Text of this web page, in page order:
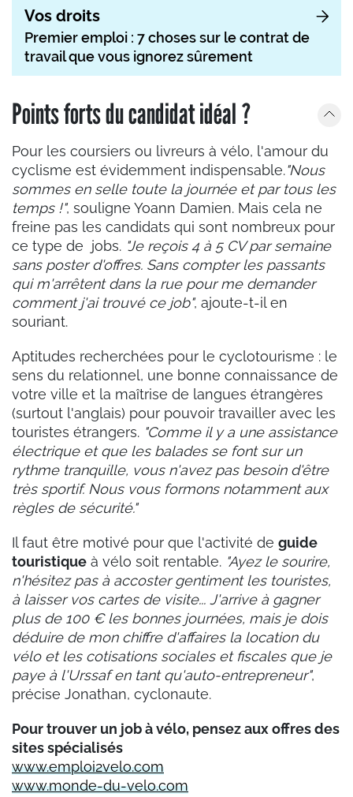
Vos droits
Premier emploi : 7 choses sur le contrat de
travail que vous ignorez sûrement
Points forts du candidat idéal ?
Pour les coursiers ou livreurs à vélo, l'amour du
cyclisme est évidemment indispensable."Nous
sommes en selle toute la journée et par tous les
temps !", souligne Yoann Damien. Mais cela ne
freine pas les candidats qui sont nombreux pour
ce type de jobs. "Je reçois 4 à 5 CV par semaine
sans poster d'offres. Sans compter les passants
qui m'arrêtent dans la rue pour me demander
comment j'ai trouvé ce job", ajoute-t-il en
souriant.
Aptitudes recherchées pour le cyclotourisme : le
sens du relationnel, une bonne connaissance de
votre ville et la maîtrise de langues étrangères
(surtout l'anglais) pour pouvoir travailler avec les
touristes étrangers. "Comme il y a une assistance
électrique et que les balades se font sur un
rythme tranquille, vous n'avez pas besoin d'être
très sportif. Nous vous formons notamment aux
règles de sécurité."
Il faut être motivé pour que l'activité de guide
touristique à vélo soit rentable. "Ayez le sourire,
n'hésitez pas à accoster gentiment les touristes,
à laisser vos cartes de visite... J'arrive à gagner
plus de 100 € les bonnes journées, mais je dois
déduire de mon chiffre d'affaires la location du
vélo et les cotisations sociales et fiscales que je
paye à l'Urssaf en tant qu'auto-entrepreneur",
précise Jonathan, cyclonaute.
Pour trouver un job à vélo, pensez aux offres des
sites spécialisés
www.emploi2velo.com
www.monde-du-velo.com